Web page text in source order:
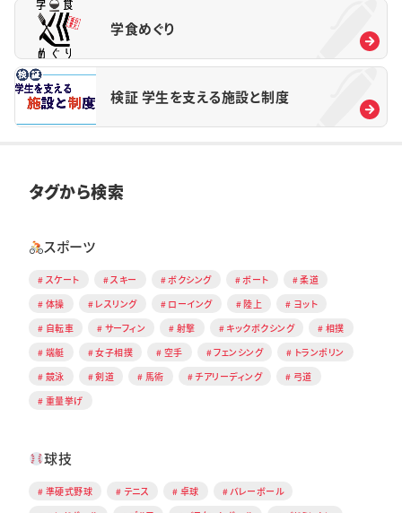
学食めぐり
検証 学生を支える施設と制度
タグから検索
スポーツ
スケート スキー ボクシング ボート
柔道
体操
レスリング ローイング 陸上
ヨット
自転車
サーフィン 射撃 キックボクシング
相撲
端艇
女子相撲 空手 フェンシング
トランポリン
競泳
剣道 馬術 チアリーディング
弓道
重量挙げ
球技
準硬式野球 テニス 卓球
バレーボール